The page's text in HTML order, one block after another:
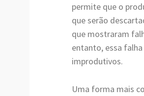
permite que o
que serão
que mostraram
entanto, essa
improdutivos.
Uma forma mais